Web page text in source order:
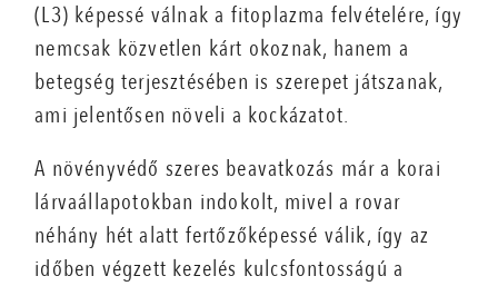
(L3) képessé válnak a fitoplazma felvételére, így
nemcsak közvetlen kárt okoznak, hanem a
betegség terjesztésében is szerepet játszanak,
ami jelentősen növeli a kockázatot.
A növényvédő szeres beavatkozás már a korai
lárvaállapotokban indokolt, mivel a rovar
néhány hét alatt fertőzőképessé válik, így az
időben végzett kezelés kulcsfontosságú a